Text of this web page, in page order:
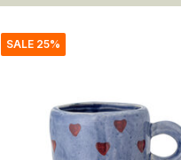
SALE 25%